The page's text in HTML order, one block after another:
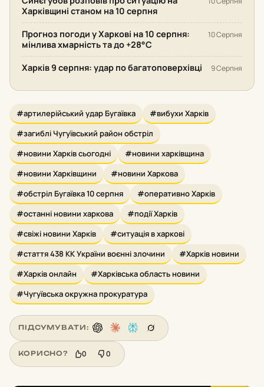
Харківщині станом на 10 серпня
Прогноз погоди у Харкові на 10 серпня:
мінлива хмарність та до +28°С
10 Серпня
Харків 9 серпня: удар по багатоповерхівці 9 Серпня
#артилерійський удар Бугаївка
#вибухи Харків
#загиблі Чугуївський район обстріл
#новини Харків сьогодні
#новини харківщина
#новини Харківщини
#новини Харкова
#обстріл Бугаївка 10 серпня
#оперативно Харків
#останні новини харкова
#події Харків
#свіжі новини Харків
#ситуація в харкові
#стаття 438 КК України воєнні злочини
#Харків новини
#Харків онлайн
#Харківська область новини
#Чугуївська окружна прокуратура
ПІДСУМУВАТИ:
КОРИСНО? 0 0